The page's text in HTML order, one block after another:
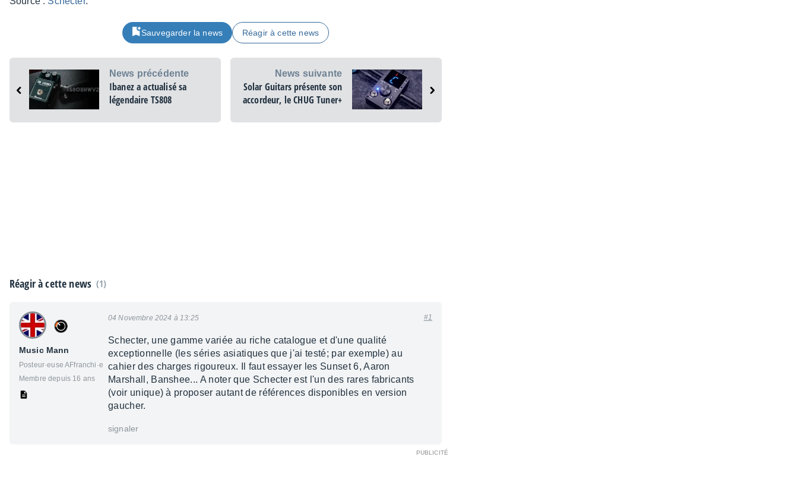
Sauvegarder la news Réagir à cette news
News précédente
Ibanez a actualisé sa
légendaire TS808
News suivante
Solar Guitars présente son
accordeur, le CHUG Tuner+
Réagir à cette news (1)
Music Mann
Posteur·euse AFfranchi·e
Membre depuis 16 ans
04 Novembre 2024 à 13:25 #1
Schecter, une gamme variée au riche catalogue et d'une qualité
exceptionnelle (les séries asiatiques que j'ai testé; par exemple) au
cahier des charges rigoureux. Il faut essayer les Sunset 6, Aaron
Marshall, Banshee... A noter que Schecter est l'un des rares fabricants
(voir unique) à proposer autant de références disponibles en version
gaucher.
signaler